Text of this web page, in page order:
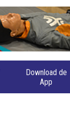
Download de
App